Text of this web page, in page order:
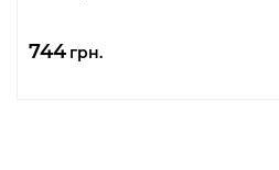
744 грн.